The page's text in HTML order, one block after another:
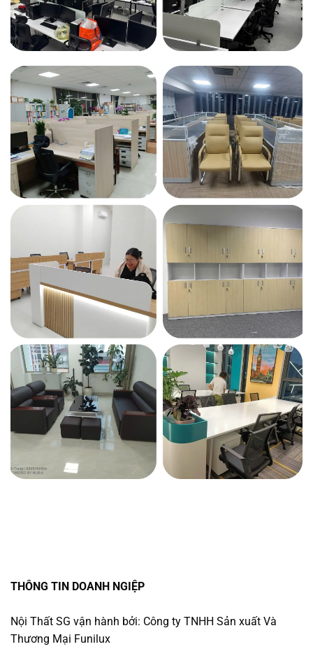
THÔNG TIN DOANH NGIỆP
Nội Thất SG vận hành bởi: Công ty TNHH Sản xuất Và
Thương Mại Funilux